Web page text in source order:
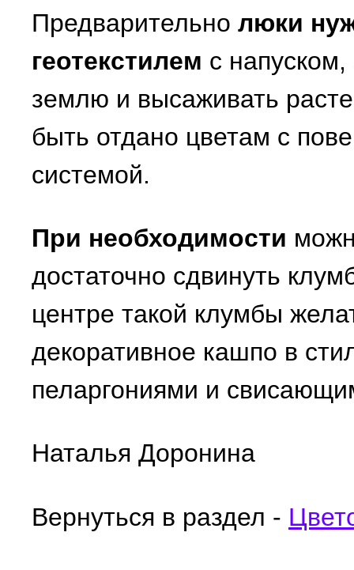
Предварительно люки
геотекстилем с
землю и высаживать
быть отдано цветам с
системой.
При необходимости
достаточно сдвинуть
центре такой клумбы
декоративное кашпо в
пеларгониями и
Наталья Доронина
Вернуться в раздел -